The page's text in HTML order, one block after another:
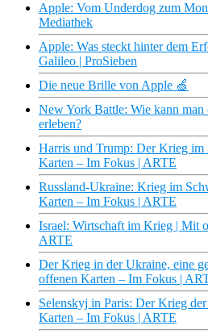
Apple: Vom Underdog zum
Mediathek
Apple: Was steckt hinter dem
Galileo | ProSieben
Die neue Brille von Apple 🍏
New York Battle: Wie kann
erleben?
Harris und Trump: Der Krieg im
Karten – Im Fokus | ARTE
Russland-Ukraine: Krieg im
Karten – Im Fokus | ARTE
Israel: Wirtschaft im Krieg | Mit
ARTE
Der Krieg in der Ukraine, eine
offenen Karten – Im Fokus |
Selenskyj in Paris: Der Krieg
Karten – Im Fokus | ARTE